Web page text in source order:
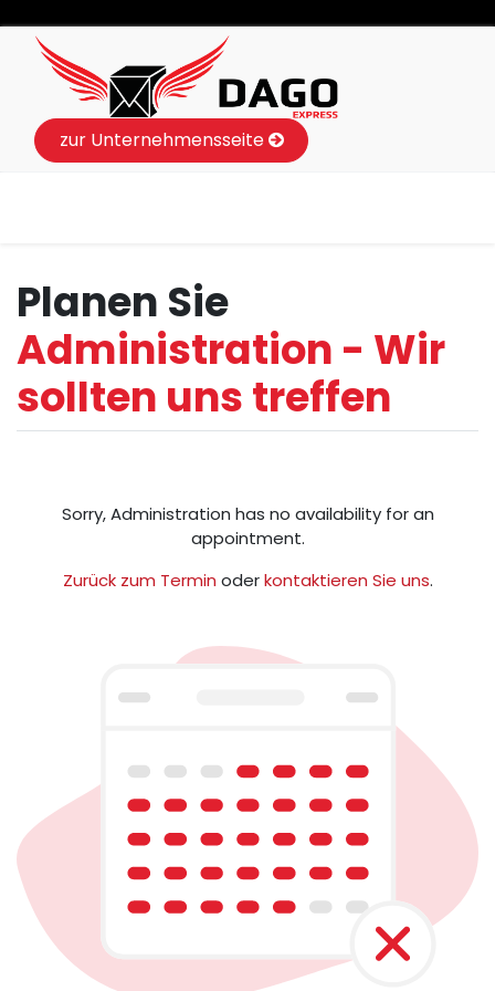
zur Unternehmensseite
Planen Sie
Administration - Wir
sollten uns treffen
Sorry,Administration has no availability for an
appointment.
Zurück zum Termin oderkontaktieren Sie uns.